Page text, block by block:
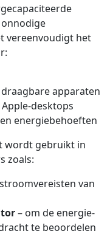
vereenvoudigt het
apparaten
desktops
energiebehoeften
wordt gebruikt in
zoals:
van
– om de energie-
te beoordelen